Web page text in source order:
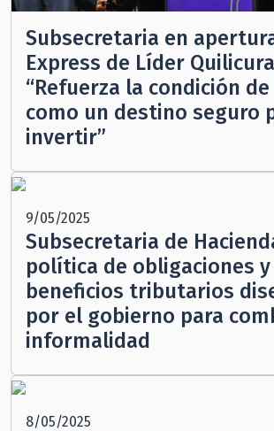
Subsecretaria en
Express de Líder
“Refuerza la condición de
como un destino seguro
invertir”
9/05/2025
Subsecretaria de
política de obligaciones y
beneficios tributarios
por el gobierno para
informalidad
8/05/2025